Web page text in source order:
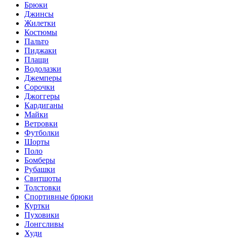
Брюки
Джинсы
Жилетки
Костюмы
Пальто
Пиджаки
Плащи
Водолазки
Джемперы
Сорочки
Джоггеры
Кардиганы
Майки
Ветровки
Футболки
Шорты
Поло
Бомберы
Рубашки
Свитшоты
Толстовки
Спортивные брюки
Куртки
Пуховики
Лонгсливы
Худи